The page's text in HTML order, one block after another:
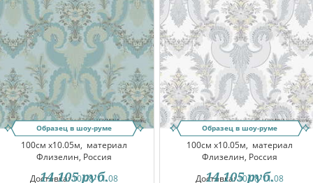
Образец в шоу-руме
100см x10.05м, материал
Флизелин, Россия
Доставка:10.08-11.08
14 105 руб.
Образец в шоу-руме
100см x10.05м, материал
Флизелин, Россия
Доставка:10.08-11.08
14 105 руб.